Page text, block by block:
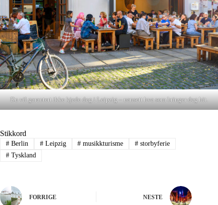
Du vil garantert ikke kjede deg i Leipzig – uansett hva som bringer deg hit.
Stikkord
#Berlin #Leipzig # musikkturisme # storbyferie
#Tyskland
FORRIGE NESTE